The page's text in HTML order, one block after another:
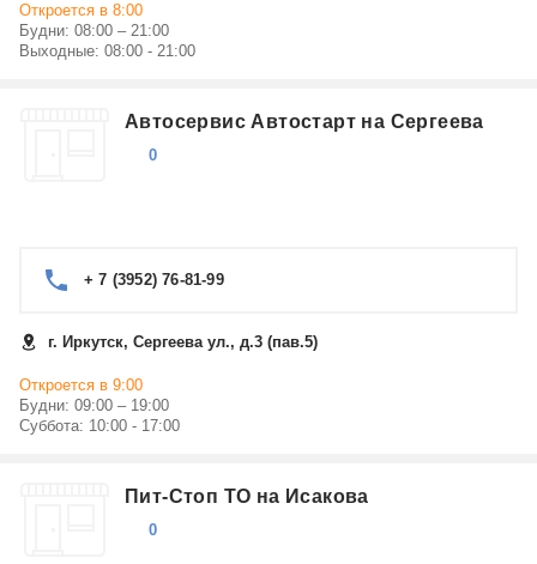
Откроется в 8:00
Будни: 08:00 – 21:00
Выходные: 08:00 - 21:00
Автосервис Автостарт на Сергеева
0
+ 7 (3952) 76-81-99
г. Иркутск, Сергеева ул., д.3 (пав.5)
Откроется в 9:00
Будни: 09:00 – 19:00
Суббота: 10:00 - 17:00
Пит-Стоп ТО на Исакова
0